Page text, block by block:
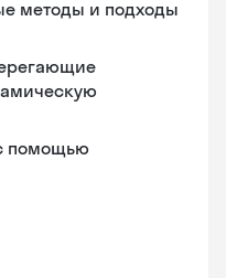
методы и подходы
помощью